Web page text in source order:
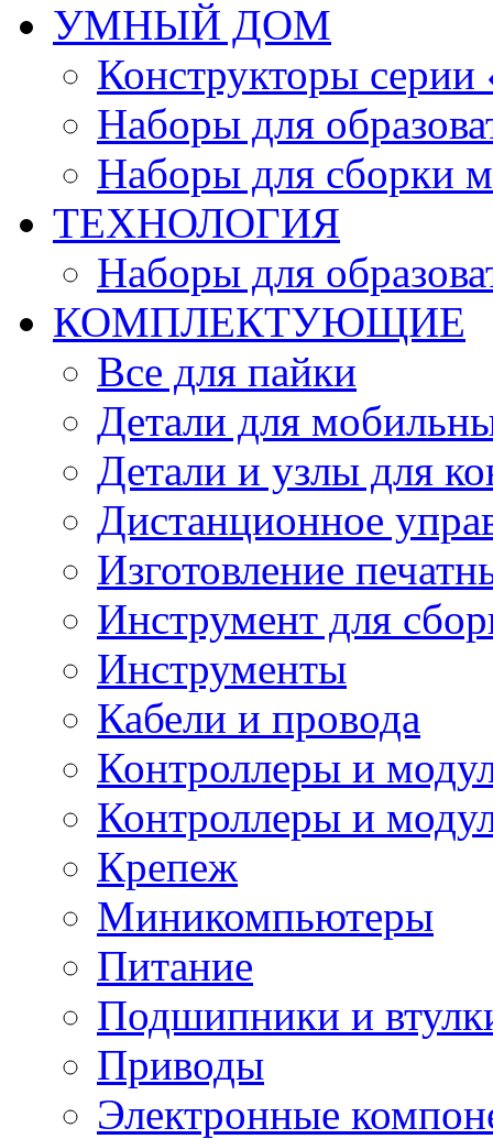
УМНЫЙ ДОМ
Конструкторы
Наборы для
Наборы для сборки
ТЕХНОЛОГИЯ
Наборы для
КОМПЛЕКТУЮЩИЕ
Все для пайки
Детали для
Детали и узлы для
Дистанционное
Изготовление
Инструмент для
Инструменты
Кабели и провода
Контроллеры и
Контроллеры и
Крепеж
Миникомпьютеры
Питание
Подшипники и
Приводы
Электронные